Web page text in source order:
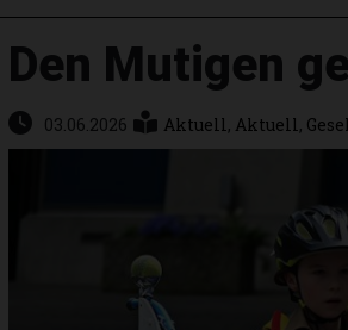
Den Mutigen
03.06.2026 Aktuell, Aktuell,